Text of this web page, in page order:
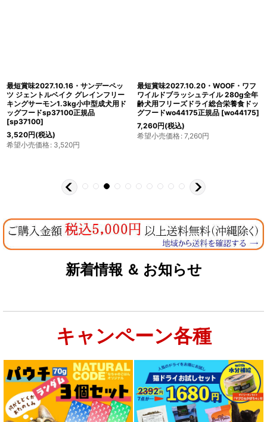
最短賞味2027.10.16・サンデーペッ
ツ ジェントルベイク グレインフリー
キングサーモン1.3kg小中型成犬用ド
ッグフードsp37100正規品
[sp37100]
3,520円(税込)
希望小売価格: 3,520円
最短賞味2027.10.20・WOOF・ワフ
ワイルドブラッシュテイル 280g全年
齢犬用フリーズドライ総合栄養食ドッ
グフードwo44175正規品 [wo44175]
7,260円(税込)
希望小売価格: 7,260円
新着情報 ＆ お知らせ
キャンペーン各種